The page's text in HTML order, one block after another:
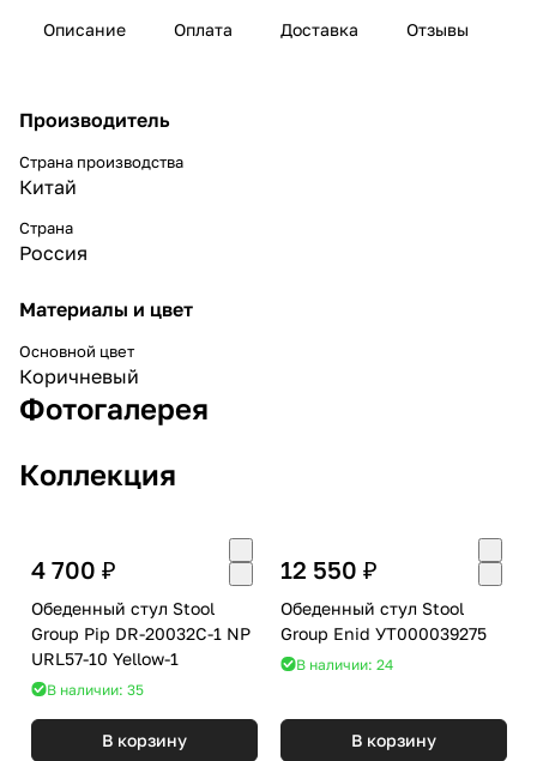
Описание Оплата Доставка Отзывы
Производитель
Страна производства
Китай
Страна
Россия
Материалы и цвет
Основной цвет
Коричневый
Фотогалерея
Коллекция
4 700 ₽
Обеденный стул Stool
Group Pip DR-20032C-1 NP
URL57-10 Yellow-1
В наличии: 35
В корзину
12 550 ₽
Обеденный стул Stool
Group Enid УТ000039275
В наличии: 24
В корзину